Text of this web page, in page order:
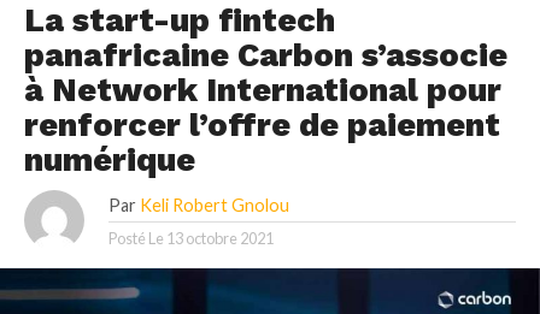
La start-up fintech
panafricaine Carbon s’associe
à Network International pour
renforcer l’offre de paiement
numérique
Par Keli Robert Gnolou
Posté Le 13 octobre 2021